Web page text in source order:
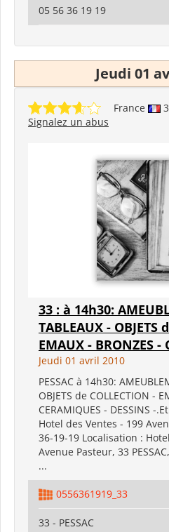
05 56 36 19 19
Jeudi 01
France
Signalez un abus
33 : à 14h30:
TABLEAUX - OBJETS
EMAUX - BRONZES -
Jeudi 01 avril 2010
PESSAC à 14h30:
OBJETS de COLLECTION -
CERAMIQUES - DESSINS -
Hotel des Ventes - 199
36-19-19 Localisation :
Avenue Pasteur, 33
...
0556361919_33
33 - PESSAC